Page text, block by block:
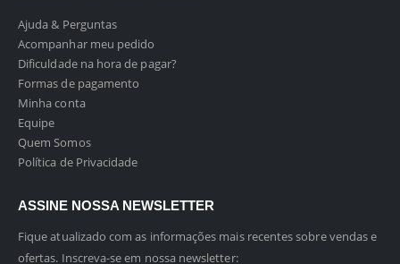
Ajuda & Perguntas
Acompanhar meu pedido
Dificuldade na hora de pagar?
Formas de pagamento
Minha conta
Equipe
Quem Somos
Política de Privacidade
ASSINE NOSSA NEWSLETTER
Fique atualizado com as informações mais recentes sobre vendas e
ofertas. Inscreva-se em nossa newsletter: